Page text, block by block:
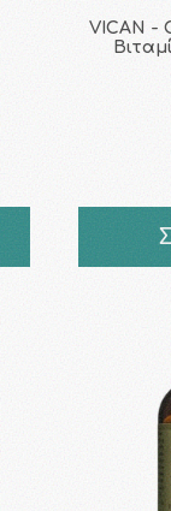
VICAN -